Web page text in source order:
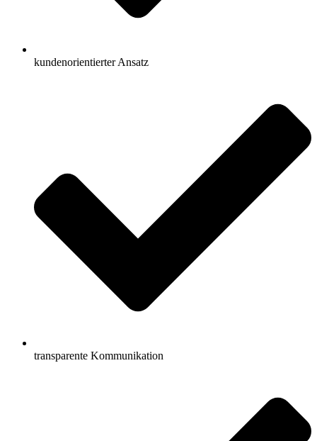
kundenorientierter Ansatz
transparente Kommunikation